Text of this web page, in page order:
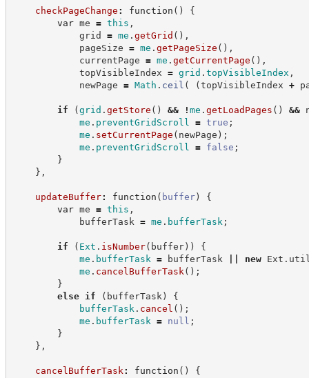
checkPageChange : function ( )
{
var me = this ,
grid = me . getGrid ( ) ,
pageSize = me . getPageSize ( ) ,
currentPage = me . getCurrentPage ( ) ,
topVisibleIndex = grid . topVisibleIndex ,
newPage = Math . ceil ( (topVisibleIndex +
if (grid . getStore ( ) && ! me . getLoadPages ( ) &&
me . preventGridScroll = true ;
me . setCurrentPage ( newPage ) ;
me . preventGridScroll = false ;
}
} ,
updateBuffer: function ( buffer)
{
var me = this ,
bufferTask = me . bufferTask ;
if ( Ext . isNumber( buffer) )
{
me . bufferTask = bufferTask new Ext .
me . cancelBufferTask ( ) ;
}
else
if ( bufferTask )
{
bufferTask . cancel ( ) ;
me . bufferTask = null ;
}
} ,
cancelBufferTask : function ( )
{